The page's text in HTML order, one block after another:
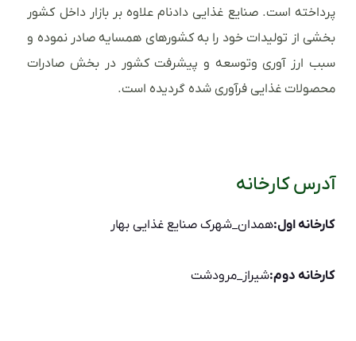
پرداخته است. صنایع غذایی دادنام علاوه بر بازار داخل کشور
بخشی از تولیدات خود را به کشورهای همسایه صادر نموده و
سبب ارز آوری وتوسعه و پیشرفت کشور در بخش صادرات
محصولات غذایی فرآوری شده گردیده است.
آدرس کارخانه
کارخانه اول:همدان_شهرک صنایع غذایی بهار
کارخانه دوم:شیراز_مرودشت